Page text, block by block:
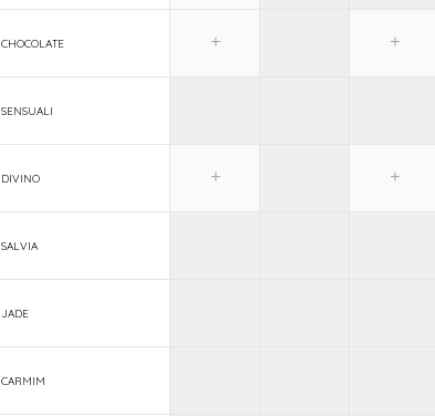
CHOCOLATE
SENSUALI
DIVINO
SALVIA
JADE
CARMIM